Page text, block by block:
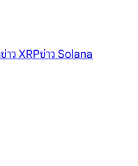
ข่าว XRPข่าว Solana